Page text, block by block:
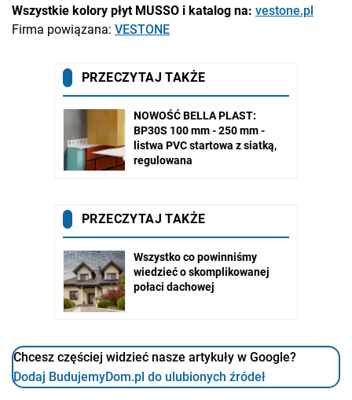
Wszystkie kolory płyt MUSSO i katalog na: vestone.pl
Firma powiązana: VESTONE
Chcesz częściej widzieć nasze artykuły w Google?
Dodaj BudujemyDom.pl do ulubionych źródeł